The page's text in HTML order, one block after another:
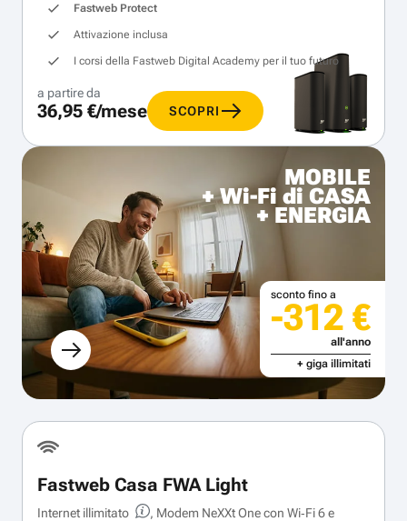
Fastweb Protect
Attivazione inclusa
I corsi della Fastweb Digital Academy per il tuo futuro
a partire da
36,95 €/mese SCOPRI
MOBILE
+ Wi-Fi di CASA
+ ENERGIA
sconto fino a
-312 €
all'anno
+ giga illimitati
Fastweb Casa FWA Light
Internet illimitato
, Modem NeXXt One con Wi‑Fi 6 e